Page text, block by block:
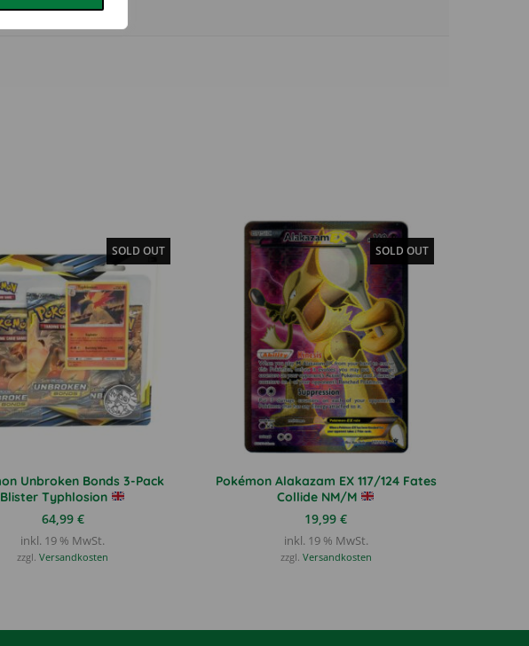
SOLD OUT
Unbroken Bonds 3-Pack
Blister Typhlosion
64,99 €
inkl. 19 % MwSt.
zzgl.Versandkosten
SOLD OUT
Pokémon Alakazam EX 117/124 Fates
Collide NM/M
19,99€
inkl. 19 % MwSt.
zzgl. Versandkosten